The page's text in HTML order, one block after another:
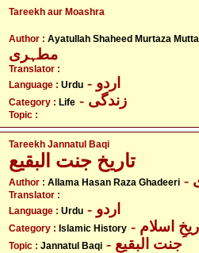
Tareekh aur Moashra
Author : Ayatullah Shaheed Murtaza
مطہری
Translator :
Language : Urdu - اردو
Category : Life - زندگی
Topic :
Tareekh Jannatul Baqi
تاریخ جنت البقیع
Author : Allama Hasan Raza Ghadeeri
Translator :
Language : Urdu - اردو
Category : Islamic History اسلام
Topic : Jannatul Baqi - جنت البقیع